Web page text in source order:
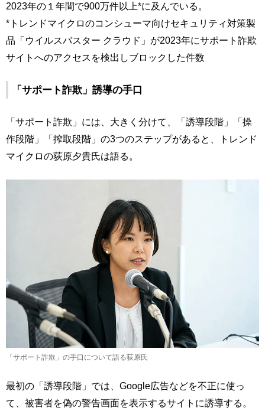
2023年の１年間で900万件以上*に及んでいる。
*トレンドマイクロのコンシューマ向けセキュリティ対策製
品「ウイルスバスター クラウド」が2023年にサポート詐欺
サイトへのアクセスを検出しブロックした件数
「サポート詐欺」誘導の手口
「サポート詐欺」には、大きく分けて、「誘導段階」「操
作段階」「搾取段階」の3つのステップがあると、トレンド
マイクロの荻原夕貴氏は語る。
「サポート詐欺」の手口について語る荻原氏
最初の「誘導段階」では、Google広告などを不正に使っ
て、被害者を偽の警告画面を表示するサイトに誘導する。